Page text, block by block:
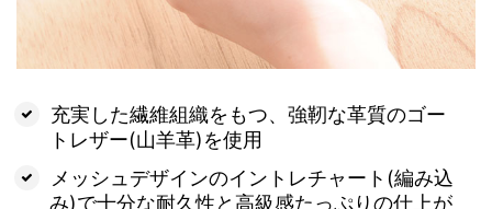
充実した繊維組織をもつ、強靭な革質のゴー
トレザー(山羊革)を使用
メッシュデザインのイントレチャート(編み込
み)で十分な耐久性と高級感たっぷりの仕上が